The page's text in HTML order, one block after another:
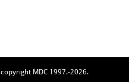
copyright MDC 1997.-2026.